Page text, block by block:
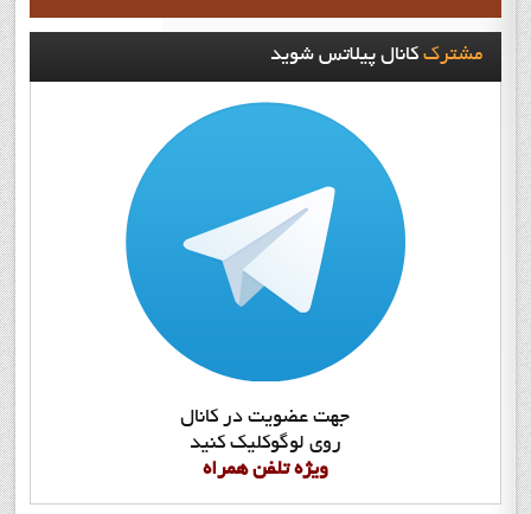
مشترککانال پيلاتس شويد
جهت عضويت در کانال
روي لوگوکليک کنيد
ويژه تلفن همراه